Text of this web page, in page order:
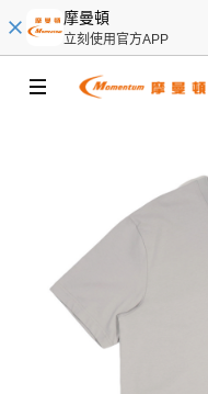
摩曼頓
立刻使用官方APP